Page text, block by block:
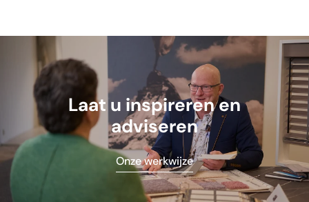
Laat u inspireren en
adviseren
Onze werkwijze